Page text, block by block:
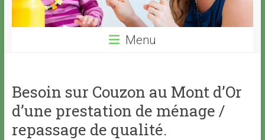
Menu
Besoin sur Couzon au Mont d’Or
d’une prestation de ménage /
repassage de qualité.